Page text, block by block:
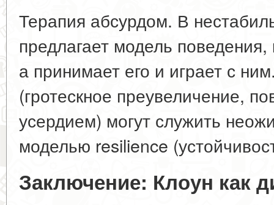
Терапия абсурдом. В
предлагает модель
а принимает его и играет с
(гротескное преувеличение,
усердием) могут служить
моделью resilience
Заключение: Клоун как